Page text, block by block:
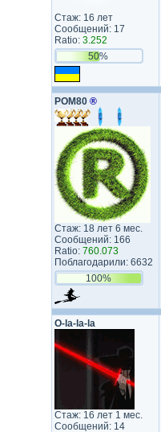
Стаж: 16 лет
Сообщений: 17
Ratio: 3.252
50%
POM80 ®
Стаж: 18 лет 6 мес.
Сообщений: 166
Ratio: 760.073
Поблагодарили: 6632
100%
О-la-la-la
Стаж: 16 лет 1 мес.
Сообщений: 14